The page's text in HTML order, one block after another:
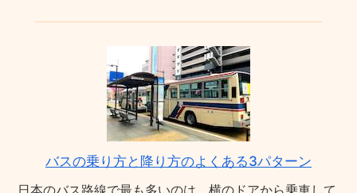
バスの乗り方と降り方のよくある3パターン
日本のバス路線で最も多いのは、横のドアから乗車して